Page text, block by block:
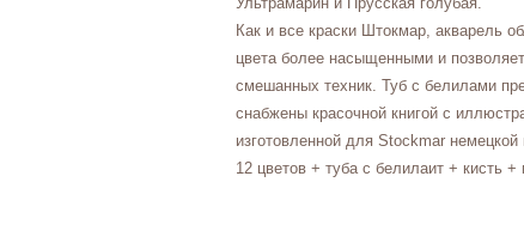
Как и все краски Штокмар, акварель
цвета более насыщенными и
смешанных техник. Туб с белилами
снабжены красочной книгой с
изготовленной для Stockmar немецкой
12 цветов + туба с белилаит + кисть